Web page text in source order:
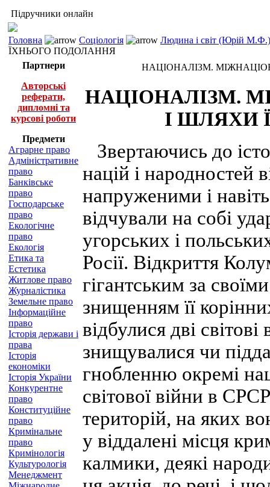
Підручники онлайн
Головна Соціологія
Людина і світ (Юрій М.Ф.)
ЇХНЬОГО ПОДОЛАННЯ
Партнери
Авторські
реферати,
дипломні та
курсові роботи
Предмети
Аграрне право
Адміністративне
право
Банківське
право
Господарське
право
Екологічне
право
Екологія
Етика та
Естетика
Житлове право
Журналістика
Земельне право
Інформаційне
право
Історія держави і
права
Історія
економіки
Історія України
Конкурентне
право
Конституційне
право
Кримінальне
право
Кримінологія
Культурологія
Менеджмент
НАЦІОНАЛІЗМ.
НАЦІОНАЛІЗМ.
І ШЛЯХИ
Звертаючись до
націй і народностей
напруженими і
відчували на собі
угорських і
Росії. Відкриття
гігантським за
знищенням її
відбулися дві
знищувалися чи
гнобленню окремі
світової війни в
територій, на яких
у віддалені місця
калмики, деякі